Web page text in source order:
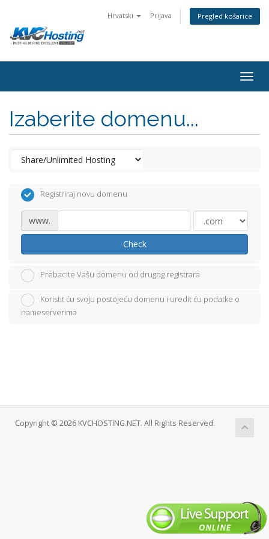
Hrvatski Prijava Pregled košarice
Izaberite domenu...
Registriraj novu domenu
www.
Check
Prebacite Vašu domenu od drugog registrara
Koristit ću svoju postojeću domenu i uredit ću podatke o
nameserverima
Copyright © 2026 KVCHOSTING.NET. All Rights Reserved.